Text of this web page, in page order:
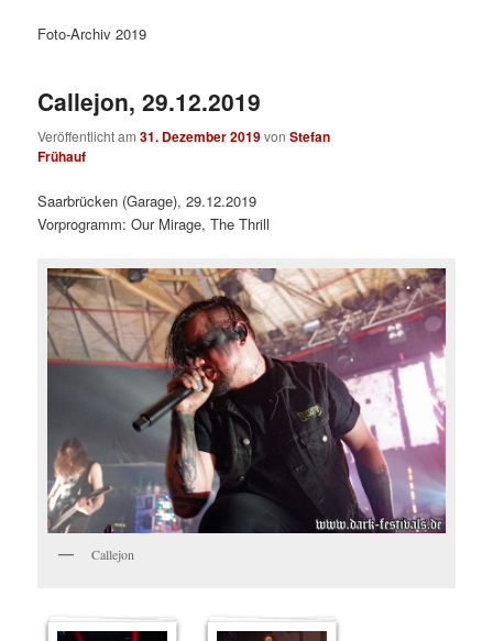
Foto-Archiv 2019
Callejon, 29.12.2019
Veröffentlicht am31. Dezember 2019vonStefan
Frühauf
Saarbrücken (Garage), 29.12.2019
Vorprogramm: Our Mirage, The Thrill
Callejon